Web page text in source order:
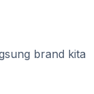
brand kita